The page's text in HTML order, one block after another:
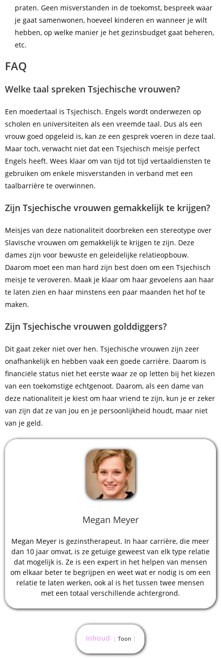
praten. Geen misverstanden in de toekomst, bespreek waar
je gaat samenwonen, hoeveel kinderen en wanneer je wilt
hebben, op welke manier je het gezinsbudget gaat beheren,
etc.
FAQ
Welke taal spreken Tsjechische vrouwen?
Een moedertaal is Tsjechisch. Engels wordt onderwezen op
scholen en universiteiten als een vreemde taal. Dus als een
vrouw goed opgeleid is, kan ze een gesprek voeren in deze taal.
Maar toch, verwacht niet dat een Tsjechisch meisje perfect
Engels heeft. Wees klaar om van tijd tot tijd vertaaldiensten te
gebruiken om enkele misverstanden in verband met een
taalbarrière te overwinnen.
Zijn Tsjechische vrouwen gemakkelijk te krijgen?
Meisjes van deze nationaliteit doorbreken een stereotype over
Slavische vrouwen om gemakkelijk te krijgen te zijn. Deze
dames zijn voor bewuste en geleidelijke relatieopbouw.
Daarom moet een man hard zijn best doen om een Tsjechisch
meisje te veroveren. Maak je klaar om haar gevoelens aan haar
te laten zien en haar minstens een paar maanden het hof te
maken.
Zijn Tsjechische vrouwen golddiggers?
Dit gaat zeker niet over hen. Tsjechische vrouwen zijn zeer
onafhankelijk en hebben vaak een goede carrière. Daarom is
financiële status niet het eerste waar ze op letten bij het kiezen
van een toekomstige echtgenoot. Daarom, als een dame van
deze nationaliteit je kiest om haar vriend te zijn, kun je er zeker
van zijn dat ze van jou en je persoonlijkheid houdt, maar niet
van je geld.
Megan Meyer
Megan Meyer is gezinstherapeut. In haar carrière, die meer
dan 10 jaar omvat, is ze getuige geweest van elk type relatie
dat mogelijk is. Ze is een expert in het helpen van mensen
om elkaar beter te begrijpen en weet wat er nodig is om een
​​relatie te laten werken, ook al is het tussen twee mensen
met een totaal verschillende achtergrond.
Inhoud Toon